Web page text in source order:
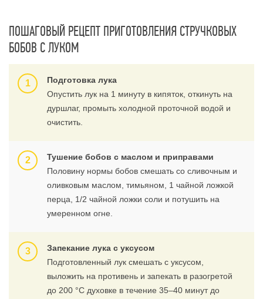
ПОШАГОВЫЙ РЕЦЕПТ ПРИГОТОВЛЕНИЯ СТРУЧКОВЫХ
БОБОВ С ЛУКОМ
Подготовка лука
Опустить лук на 1 минуту в кипяток, откинуть на
дуршлаг, промыть холодной проточной водой и
очистить.
Тушение бобов с маслом и приправами
Половину нормы бобов смешать со сливочным и
оливковым маслом, тимьяном, 1 чайной ложкой
перца, 1/2 чайной ложки соли и потушить на
умеренном огне.
Запекание лука с уксусом
Подготовленный лук смешать с уксусом,
выложить на противень и запекать в разогретой
до 200 °С духовке в течение 35–40 минут до